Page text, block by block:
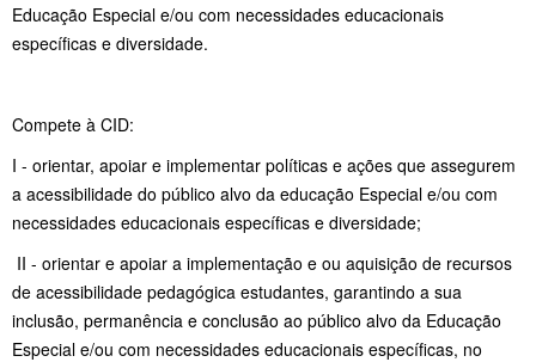
Educação Especial e/ou com necessidades educacionais
específicas e diversidade.
Compete à CID:
I - orientar, apoiar e implementar políticas e ações que assegurem
a acessibilidade do público alvo da educação Especial e/ou com
necessidades educacionais específicas e diversidade;
II - orientar e apoiar a implementação e ou aquisição de recursos
de acessibilidade pedagógica estudantes, garantindo a sua
inclusão, permanência e conclusão ao público alvo da Educação
Especial e/ou com necessidades educacionais específicas, no